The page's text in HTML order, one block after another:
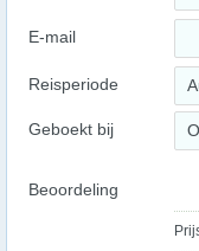
E-mail
Reisperiode
Geboekt bij
Beoordeling